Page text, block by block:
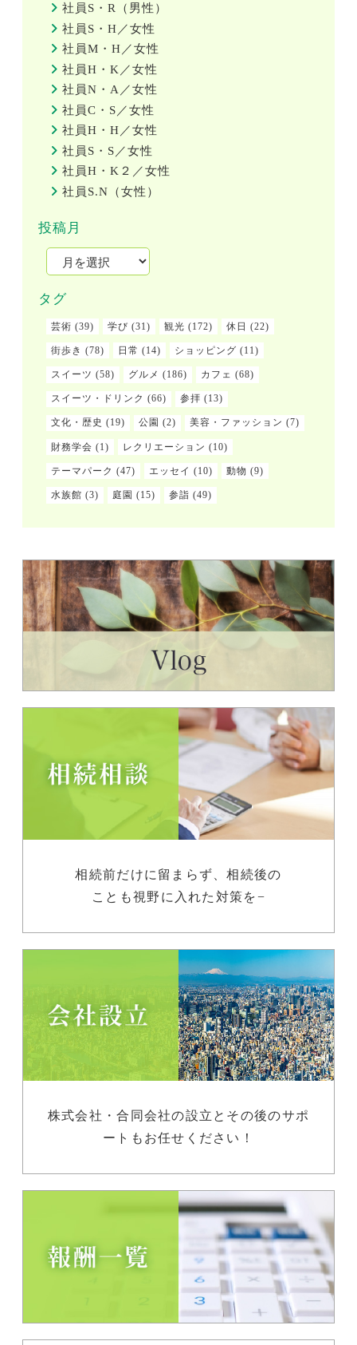
社員S・R（男性）
社員S・H／女性
社員M・H／女性
社員H・K／女性
社員N・A／女性
社員C・S／女性
社員H・H／女性
社員S・S／女性
社員H・K２／女性
社員S.N（女性）
投稿月
タグ
芸術 (39) 学び (31) 観光 (172) 休日 (22)
街歩き (78) 日常 (14) ショッピング (11)
スイーツ (58) グルメ (186) カフェ (68)
スイーツ・ドリンク (66) 参拝 (13)
文化・歴史 (19) 公園 (2) 美容・ファッション (7)
財務学会 (1) レクリエーション (10)
テーマパーク (47) エッセイ (10) 動物 (9)
水族館 (3) 庭園 (15) 参詣 (49)
相続前だけに留まらず、相続後の
ことも視野に入れた対策を−
株式会社・合同会社の設立とその後のサポ
ートもお任せください！